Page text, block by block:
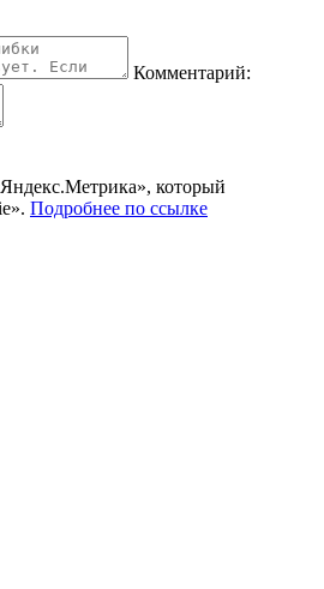
Комментарий:
который
Подробнее по ссылке